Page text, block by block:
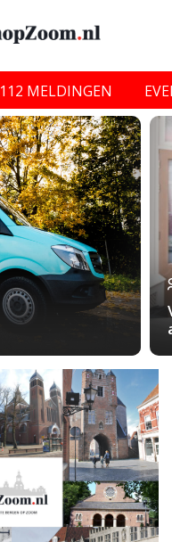
112 MELDINGEN